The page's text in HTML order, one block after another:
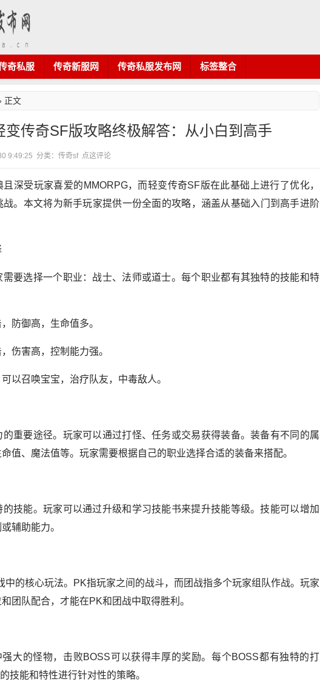
奇私服 传奇新服网 传奇私服发布网 标签整合
正文
变传奇SF版攻略终极解答：从小白到高手
9:49:25 分类：传奇sf 点这评论
深受玩家喜爱的MMORPG，而轻变传奇SF版在此基础上进行了优化，
。本文将为新手玩家提供一份全面的攻略，涵盖从基础入门到高手进阶
要选择一个职业：战士、法师或道士。每个职业都有其独特的技能和特
防御高，生命值多。
伤害高，控制能力强。
以召唤宝宝，治疗队友，中毒敌人。
重要途径。玩家可以通过打怪、任务或交易获得装备。装备有不同的属
值、魔法值等。玩家需要根据自己的职业选择合适的装备来搭配。
技能。玩家可以通过升级和学习技能书来提升技能等级。技能可以增加
辅助能力。
中的核心玩法。PK指玩家之间的战斗，而团战指多个玩家组队作战。玩家
团队配合，才能在PK和团战中取得胜利。
大的怪物，击败BOSS可以获得丰厚的奖励。每个BOSS都有独特的打
技能和特性进行针对性的策略。